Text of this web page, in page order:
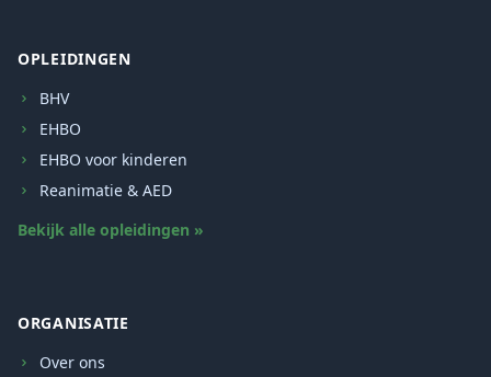
OPLEIDINGEN
BHV
EHBO
EHBO voor kinderen
Reanimatie & AED
Bekijk alle opleidingen »
ORGANISATIE
Over ons